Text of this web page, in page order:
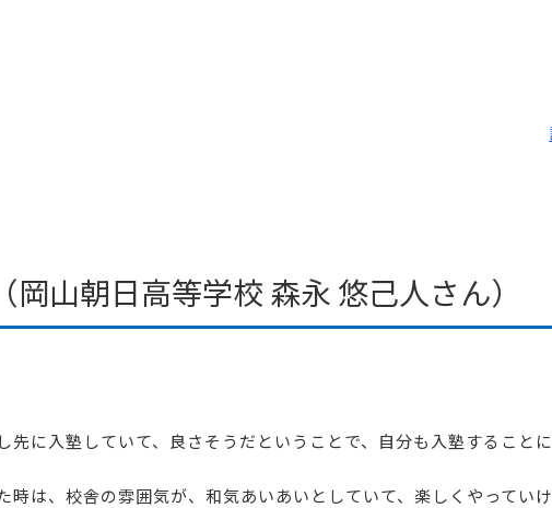
山朝日高等学校 森永 悠己人さん）
先に入塾していて、良さそうだということで、自分も入塾すること
時は、校舎の雰囲気が、和気あいあいとしていて、楽しくやってい